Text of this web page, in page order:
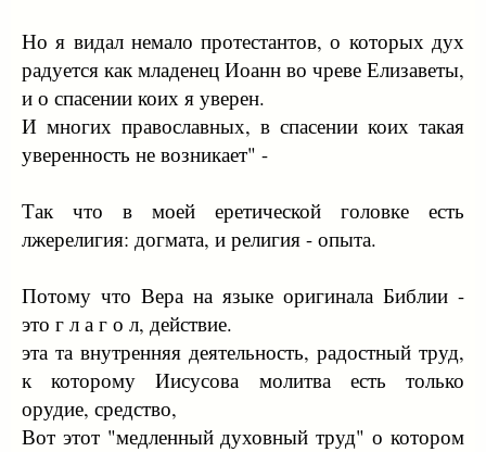
Но я видал немало протестантов, о которых дух
радуется как младенец Иоанн во чреве Елизаветы,
и о спасении коих я уверен.
И многих православных, в спасении коих такая
уверенность не возникает" -
Так что в моей еретической головке есть
лжерелигия: догмата, и религия - опыта.
Потому что Вера на языке оригинала Библии -
это г л а г о л, действие.
эта та внутренняя деятельность, радостный труд,
к которому Иисусова молитва есть только
орудие, средство,
Вот этот "медленный духовный труд" о котором